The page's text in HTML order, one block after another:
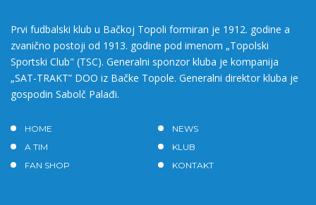
Prvi fudbalski klub u Bačkoj Topoli formiran je 1912. godine a
zvanično postoji od 1913. godine pod imenom „Topolski
Sportski Club" (TSC). Generalni sponzor kluba je kompanija
„SAT-TRAKT” DOO iz Bačke Topole. Generalni direktor kluba je
gospodin Sabolč Palađi.
HOME
NEWS
A TIM
KLUB
FAN SHOP
KONTAKT